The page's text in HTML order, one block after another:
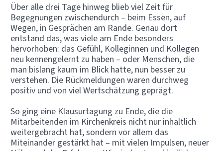
Über alle drei Tage hinweg blieb viel Zeit für
Begegnungen zwischendurch – beim Essen, auf
Wegen, in Gesprächen am Rande. Genau dort
entstand das, was viele am Ende besonders
hervorhoben: das Gefühl, Kolleginnen und Kollegen
neu kennengelernt zu haben – oder Menschen, die
man bislang kaum im Blick hatte, nun besser zu
verstehen. Die Rückmeldungen waren durchweg
positiv und von viel Wertschätzung geprägt.
So ging eine Klausurtagung zu Ende, die die
Mitarbeitenden im Kirchenkreis nicht nur inhaltlich
weitergebracht hat, sondern vor allem das
Miteinander gestärkt hat – mit vielen Impulsen, neuer